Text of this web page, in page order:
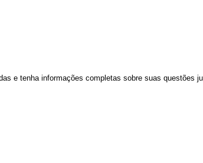
e tenha informações completas sobre suas questões